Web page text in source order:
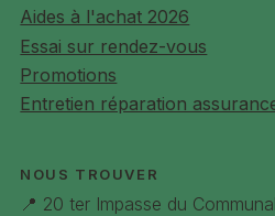
Aides à l'achat 2026
Essai sur rendez-vous
Promotions
Entretien réparation
NOUS TROUVER
📍 20 ter Impasse du